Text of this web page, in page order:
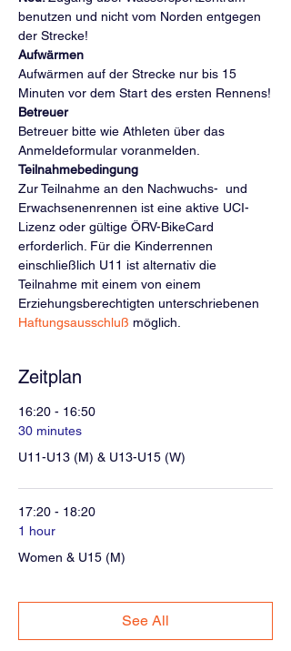
benutzen und nicht vom Norden entgegen
der Strecke!
Aufwärmen
Aufwärmen auf der Strecke nur bis 15
Minuten vor dem Start des ersten Rennens!
Betreuer
Betreuer bitte wie Athleten über das
Anmeldeformular voranmelden.
Teilnahmebedingung
Zur Teilnahme an den Nachwuchs-  und
Erwachsenenrennen ist eine aktive UCI-
Lizenz oder gültige ÖRV-BikeCard
erforderlich. Für die Kinderrennen
einschließlich U11 ist alternativ die
Teilnahme mit einem von einem
Erziehungsberechtigten unterschriebenen
Haftungsausschluß möglich.
Zeitplan
16:20 - 16:50
30 minutes
U11-U13 (M) & U13-U15 (W)
17:20 - 18:20
1 hour
Women & U15 (M)
See All